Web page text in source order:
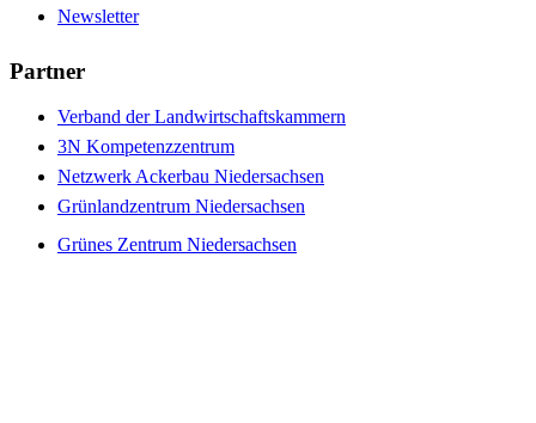
Newsletter
Partner
Verband der Landwirtschaftskammern
3N Kompetenzzentrum
Netzwerk Ackerbau Niedersachsen
Grünlandzentrum Niedersachsen
Grünes Zentrum Niedersachsen